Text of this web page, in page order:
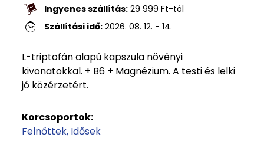
Ingyenes szállítás: 29 999 Ft-tól
Szállítási idő: 2026. 08. 12. - 14.
L-triptofán alapú kapszula növényi
kivonatokkal. + B6 + Magnézium. A testi és lelki
jó közérzetért.
Korcsoportok:
Felnőttek Idősek